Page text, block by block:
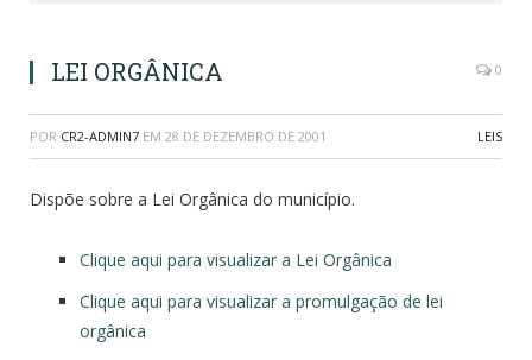
LEI ORGÂNICA 0
POR CR2-ADMIN7 EM 28 DE DEZEMBRO DE 2001 LEIS
Dispõe sobre a Lei Orgânica do município.
Clique aqui para visualizar a Lei Orgânica
Clique aqui para visualizar a promulgação de lei
orgânica